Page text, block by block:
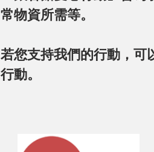
常物資所需等。
若您支持我們的行動，可
行動。